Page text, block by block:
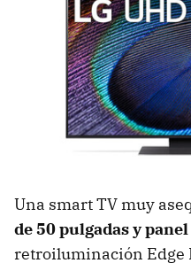
Una smart TV muy
de 50 pulgadas y panel
retroiluminación Edge